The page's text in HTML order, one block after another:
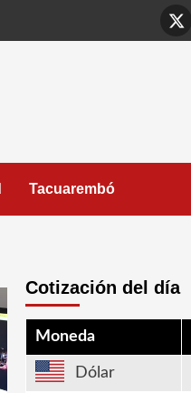
X
Tacuarembó
Cotización del día
Moneda
Dólar